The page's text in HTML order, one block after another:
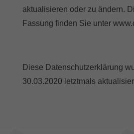
aktualisieren oder zu ändern.
Fassung finden Sie unter
Diese Datenschutzerklärung
30.03.2020 letztmals